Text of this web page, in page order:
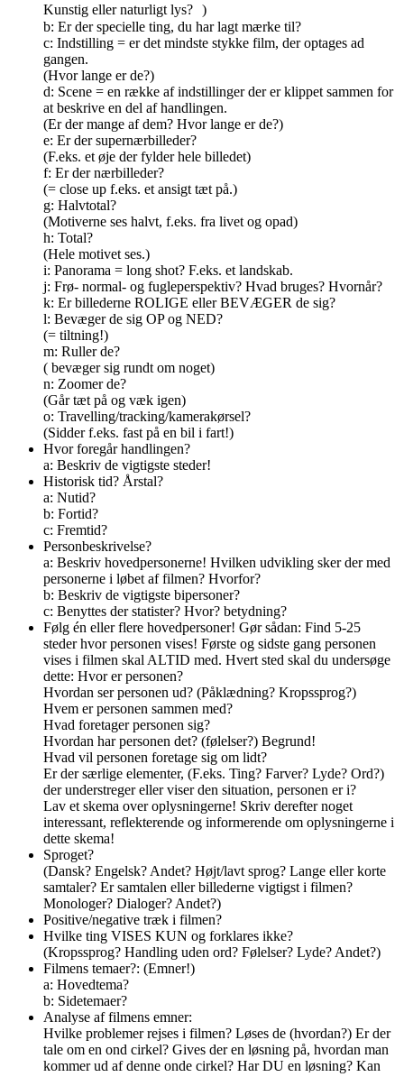
Kunstig eller naturligt lys? )
b: Er der specielle ting, du har lagt mærke til?
c: Indstilling = er det mindste stykke film, der optages ad
gangen.
(Hvor lange er de?)
d: Scene = en række af indstillinger der er klippet sammen for
at beskrive en del af handlingen.
(Er der mange af dem? Hvor lange er de?)
e: Er der supernærbilleder?
(F.eks. et øje der fylder hele billedet)
f: Er der nærbilleder?
(= close up f.eks. et ansigt tæt på.)
g: Halvtotal?
(Motiverne ses halvt, f.eks. fra livet og opad)
h: Total?
(Hele motivet ses.)
i: Panorama = long shot? F.eks. et landskab.
j: Frø- normal- og fugleperspektiv? Hvad bruges? Hvornår?
k: Er billederne ROLIGE eller BEVÆGER de sig?
l: Bevæger de sig OP og NED?
(= tiltning!)
m: Ruller de?
( bevæger sig rundt om noget)
n: Zoomer de?
(Går tæt på og væk igen)
o: Travelling/tracking/kamerakørsel?
(Sidder f.eks. fast på en bil i fart!)
Hvor foregår handlingen?
a: Beskriv de vigtigste steder!
Historisk tid? Årstal?
a: Nutid?
b: Fortid?
c: Fremtid?
Personbeskrivelse?
a: Beskriv hovedpersonerne! Hvilken udvikling sker der med
personerne i løbet af filmen? Hvorfor?
b: Beskriv de vigtigste bipersoner?
c: Benyttes der statister? Hvor? betydning?
Følg én eller flere hovedpersoner! Gør sådan: Find 5-25
steder hvor personen vises! Første og sidste gang personen
vises i filmen skal ALTID med. Hvert sted skal du undersøge
dette: Hvor er personen?
Hvordan ser personen ud? (Påklædning? Kropssprog?)
Hvem er personen sammen med?
Hvad foretager personen sig?
Hvordan har personen det? (følelser?) Begrund!
Hvad vil personen foretage sig om lidt?
Er der særlige elementer, (F.eks. Ting? Farver? Lyde? Ord?)
der understreger eller viser den situation, personen er i?
Lav et skema over oplysningerne! Skriv derefter noget
interessant, reflekterende og informerende om oplysningerne i
dette skema!
Sproget?
(Dansk? Engelsk? Andet? Højt/lavt sprog? Lange eller korte
samtaler? Er samtalen eller billederne vigtigst i filmen?
Monologer? Dialoger? Andet?)
Positive/negative træk i filmen?
Hvilke ting VISES KUN og forklares ikke?
(Kropssprog? Handling uden ord? Følelser? Lyde? Andet?)
Filmens temaer?: (Emner!)
a: Hovedtema?
b: Sidetemaer?
Analyse af filmens emner:
Hvilke problemer rejses i filmen? Løses de (hvordan?) Er der
tale om en ond cirkel? Gives der en løsning på, hvordan man
kommer ud af denne onde cirkel? Har DU en løsning? Kan